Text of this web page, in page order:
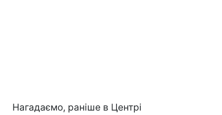
Нагадаємо, раніше в Центрі